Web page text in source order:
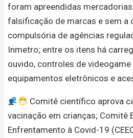
foram apreendidas
falsificação de marcas e sem a
compulsória de agências
Inmetro; entre os itens há
ouvido, controles de
equipamentos eletrônicos e
Comitê científico aprova
vacinação em crianças; Comitê
Enfrentamento à Covid-19